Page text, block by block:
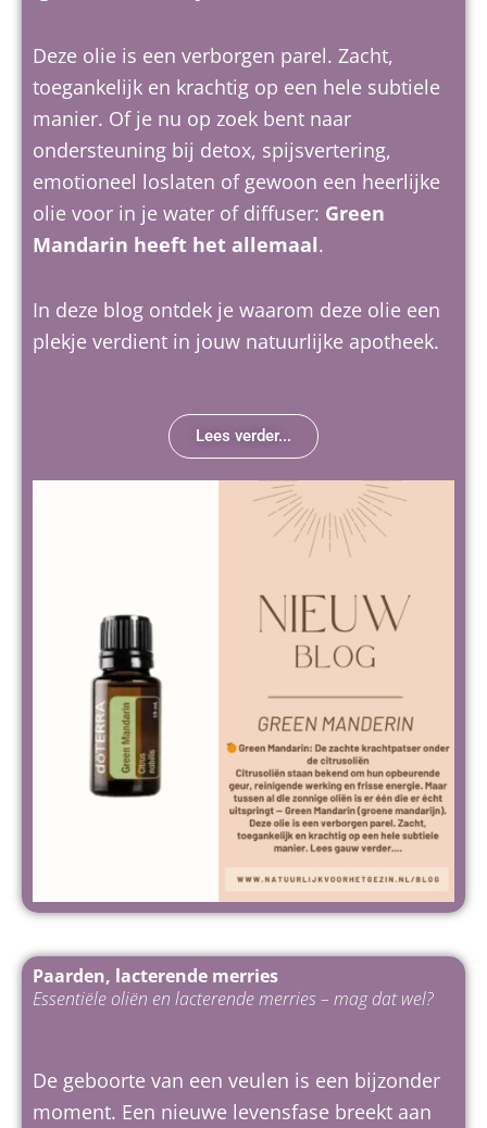
Deze olie is een verborgen parel. Zacht,
toegankelijk en krachtig op een hele subtiele
manier. Of je nu op zoek bent naar
ondersteuning bij detox, spijsvertering,
emotioneel loslaten of gewoon een heerlijke
olie voor in je water of diffuser: Green
Mandarin heeft het allemaal.
In deze blog ontdek je waarom deze olie een
plekje verdient in jouw natuurlijke apotheek.
Lees verder...
Paarden, lacterende merries
Essentiële oliën en lacterende merries – mag dat wel?
De geboorte van een veulen is een bijzonder
moment. Een nieuwe levensfase breekt aan